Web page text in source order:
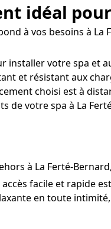
idéal
à vos besoins à
installer votre spa et
et résistant aux
choisi est à
de votre spa à La
à La Ferté-
facile et rapide
en toute